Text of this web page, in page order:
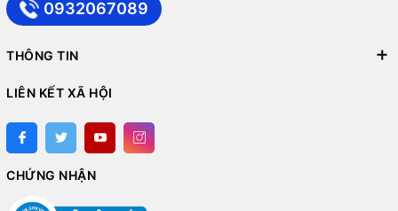
0932067089
THÔNG TIN
LIÊN KẾT XÃ HỘI
CHỨNG NHẬN